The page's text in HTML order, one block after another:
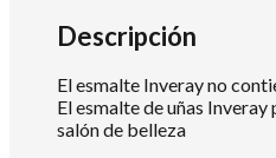
Descripción
El esmalte Inveray no
El esmalte de uñas
salón de belleza